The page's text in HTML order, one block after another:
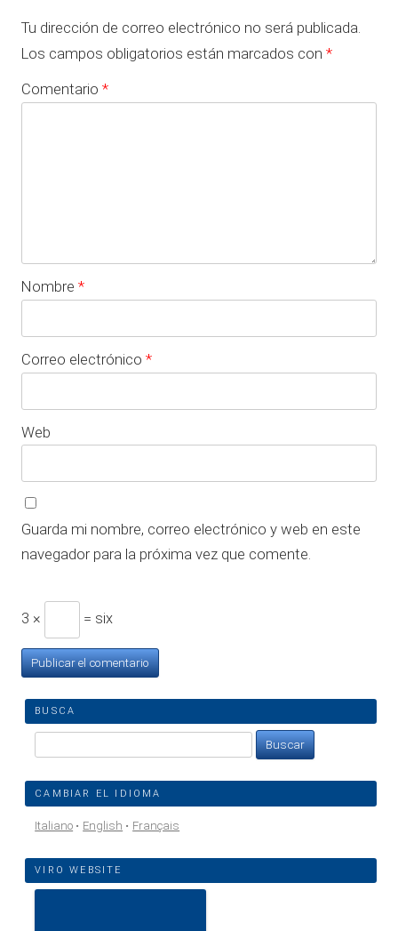
Tu dirección de correo electrónico no será publicada.
Los campos obligatorios están marcados con *
Comentario *
Nombre *
Correo electrónico *
Web
Guarda mi nombre, correo electrónico y web en este
navegador para la próxima vez que comente.
3 × = six
BUSCA
CAMBIAR EL IDIOMA
Italiano English Français
VIRO WEBSITE